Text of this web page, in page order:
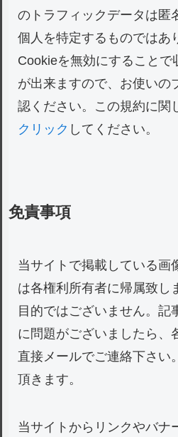
のトラフィックデータは匿
個人を特定するものではあ
Cookieを無効にすることで
が出来ますので、お使いの
認ください。この規約に関
クリック してください。
免責事項
当サイトで掲載している画
は各権利所有者に帰属致し
目的ではございません。記
に問題がございましたら、
直接メールでご連絡下さい
頂きます。
当サイトからリンクやバナ